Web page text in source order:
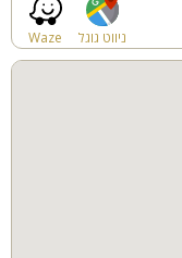
Waze ניווט גוגל